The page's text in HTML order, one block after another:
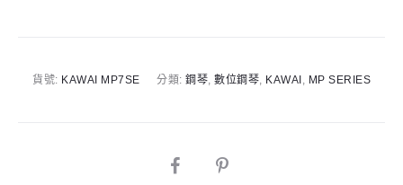
貨號: KAWAI MP7SE 分類: 鋼琴, 數位鋼琴, KAWAI , MP SERIES
SHARE